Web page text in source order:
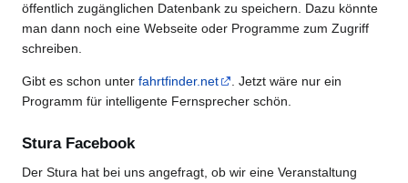
öffentlich zugänglichen Datenbank zu speichern. Dazu könnte
man dann noch eine Webseite oder Programme zum Zugriff
schreiben.
Gibt es schon unter fahrtfinder.net
. Jetzt wäre nur ein
Programm für intelligente Fernsprecher schön.
Stura Facebook
Der Stura hat bei uns angefragt, ob wir eine Veranstaltung